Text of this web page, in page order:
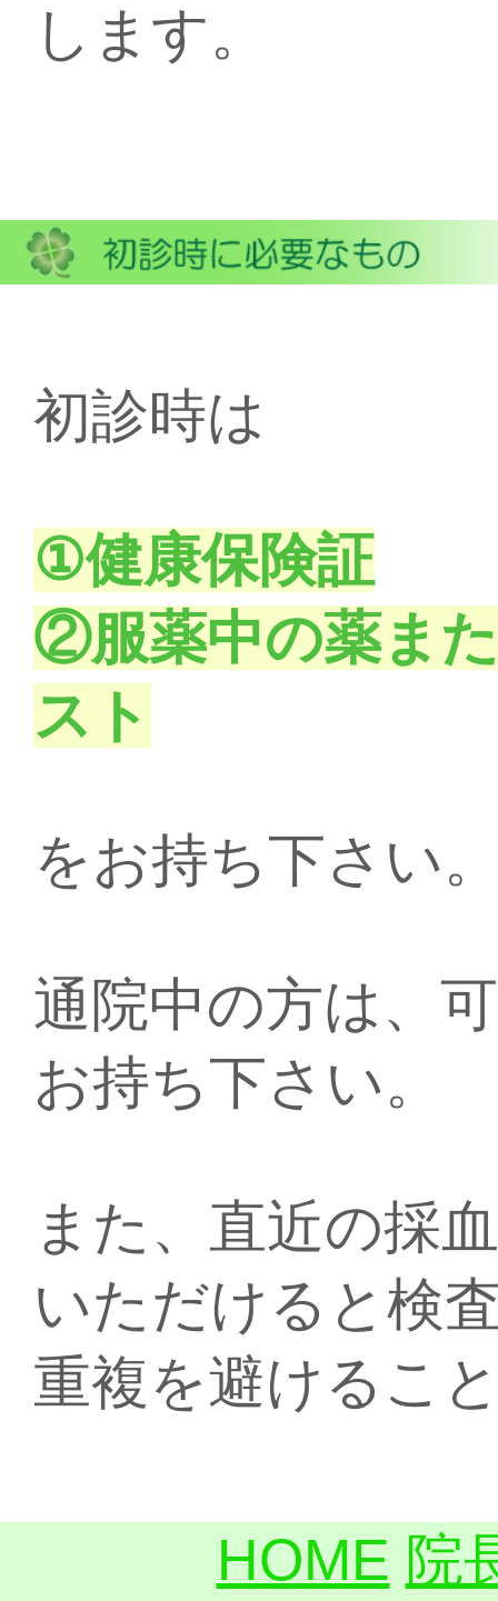
します。
初診時は
①健康保険証
②服薬中の薬ま
スト
をお持ち下さい
通院中の方は、
お持ち下さい。
また、直近の採
いただけると検
重複を避けるこ
HOME 院